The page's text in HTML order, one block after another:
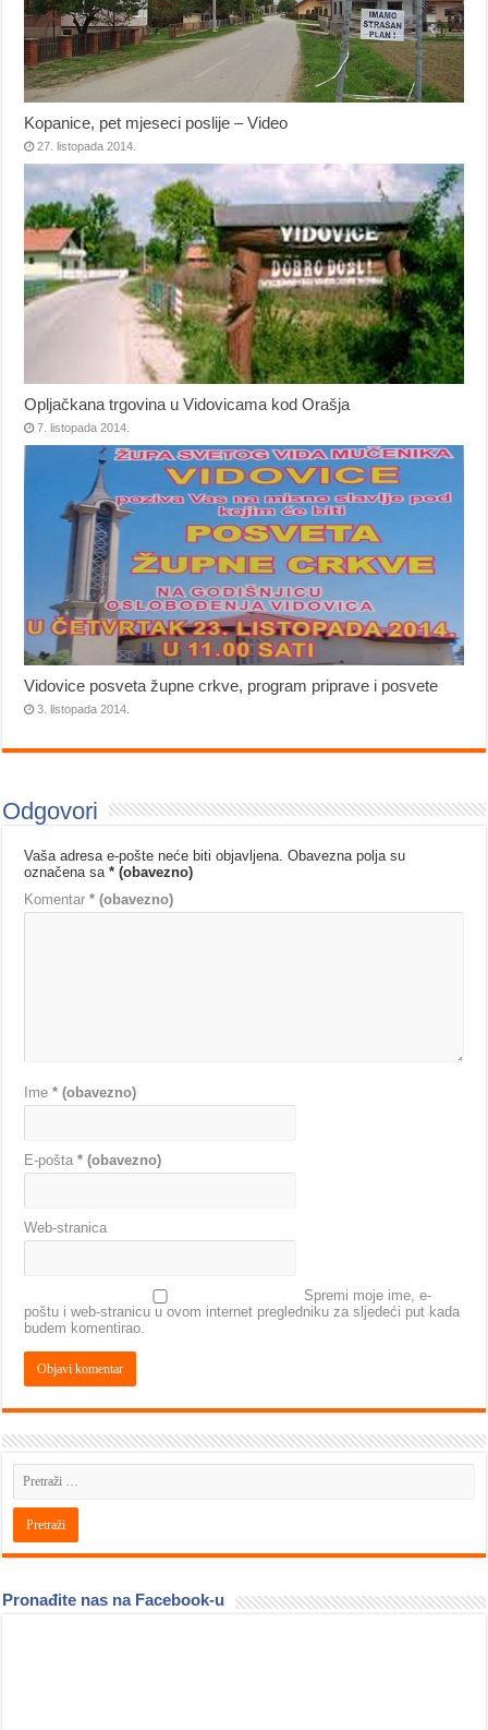
Kopanice, pet mjeseci poslije – Video
27. listopada 2014.
Opljačkana trgovina u Vidovicama kod Orašja
7. listopada 2014.
Vidovice posveta župne crkve, program priprave i posvete
3. listopada 2014.
Odgovori
Vaša adresa e-pošte neće biti objavljena. Obavezna polja su
označena sa* (obavezno)
Komentar* (obavezno)
Ime* (obavezno)
E-pošta* (obavezno)
Web-stranica
Spremi moje ime, e-
poštu i web-stranicu u ovom internet pregledniku za sljedeći put kada
budem komentirao.
Pronađite nas na Facebook-u